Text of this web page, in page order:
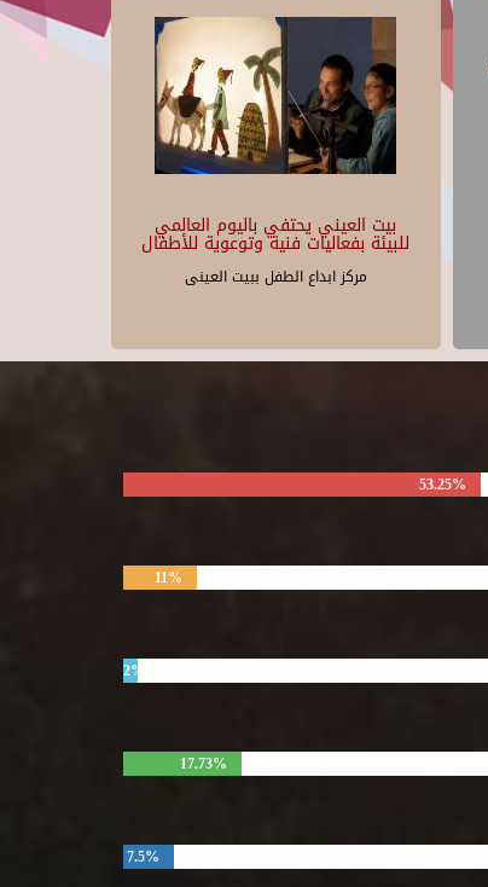
بيت العيني يحتفي باليوم العالمي
للبيئة بفعاليات فنية وتوعوية للأطفال
مركز ابداع الطفل ببيت العينى
53.25%
11%
2%
17.73%
7.5%